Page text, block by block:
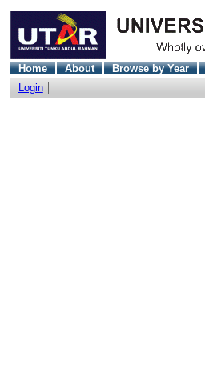
Home About Browse by Year
Login